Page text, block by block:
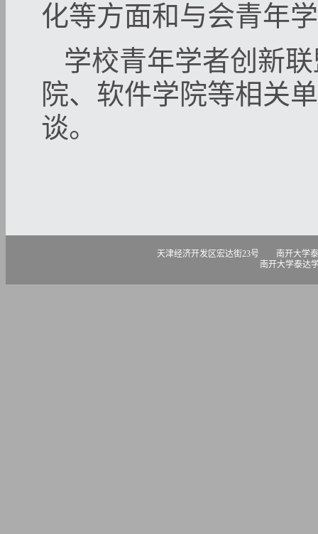
化等方面和与会青年
学校青年学者创新
院、软件学院等相关
谈。
天津经济开发区宏达街23号 南开大学泰达学
南开大学泰达学院版